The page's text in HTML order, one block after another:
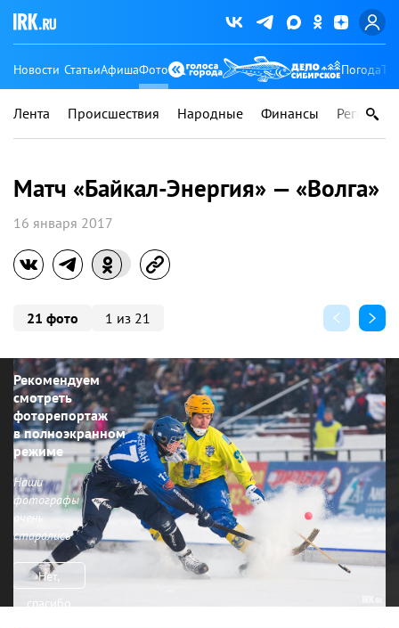
Новости СтатьиАфишаФото Погода
Лента Происшествия Народные Финансы Регионы
Матч «Байкал-Энергия» — «Волга»
16 января 2017
21 фото 1 из 21
Рекомендуем
смотреть
фоторепортаж
в полноэкранном
режиме
Наши
фотографы
очень
старались
Нет,
спасибо